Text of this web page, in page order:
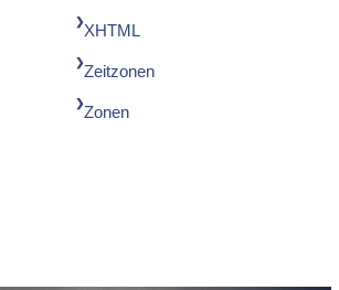
XHTML
Zeitzonen
Zonen